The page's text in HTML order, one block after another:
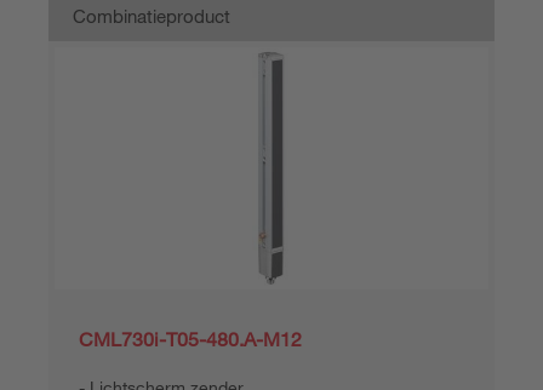
Combinatieproduct
CML730i-T05-480.A-M12